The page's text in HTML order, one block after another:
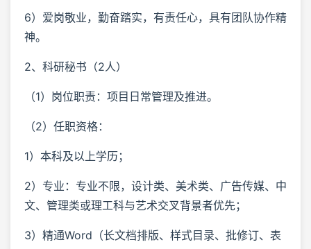
6）爱岗敬业，勤奋踏实，有责任心，具有团队协作精
神。
2、科研秘书（2人）
（1）岗位职责：项目日常管理及推进。
（2）任职资格：
1）本科及以上学历；
2）专业：专业不限，设计类、美术类、广告传媒、中
文、管理类或理工科与艺术交叉背景者优先；
3）精通Word（长文档排版、样式目录、批修订、表